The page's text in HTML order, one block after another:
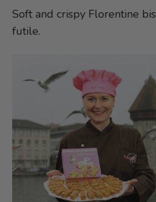
Soft and crispy Florentine
futile.